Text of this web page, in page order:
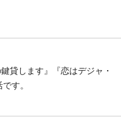
貸します』『恋はデジャ・
す。